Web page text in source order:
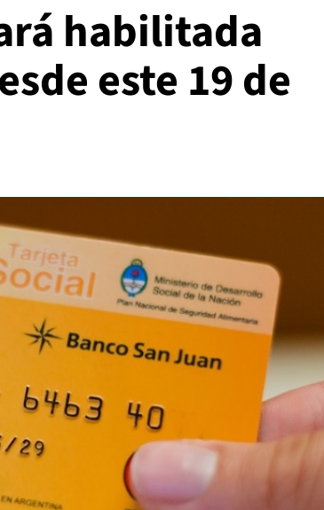
habilitada
este 19 de